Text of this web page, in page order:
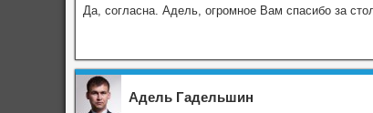
Да, согласна. Адель, огромное Вам спасибо за
Адель Гадельшин